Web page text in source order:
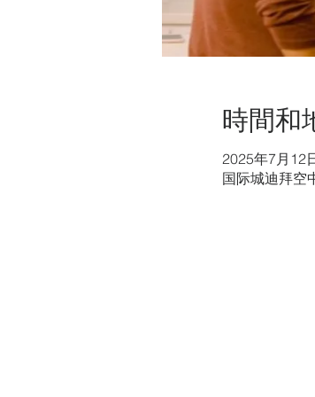
時間和
2025年7月12
国际城迪拜空